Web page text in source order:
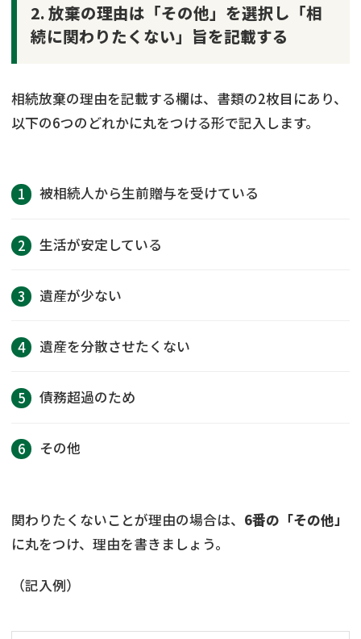
2. 放棄の理由は「その他」を選択し「相
続に関わりたくない」旨を記載する
相続放棄の理由を記載する欄は、書類の2枚目にあり、
以下の6つのどれかに丸をつける形で記入します。
被相続人から生前贈与を受けている
生活が安定している
遺産が少ない
遺産を分散させたくない
債務超過のため
その他
関わりたくないことが理由の場合は、 6番の「その他」
に丸をつけ、理由を書きましょう。
（記入例）